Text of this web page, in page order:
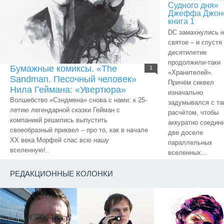
1
Бумажные комиксы. «The
Sandman. Песочный человек»
Нила Геймана: «Увертюра»
Волшебство «Сэндмена» снова с нами: к 25-
летию легендарной сказки Гейман с
компанией решились выпустить
своеобразный приквел – про то, как в начале
ХХ века Морфей спас всю нашу
вселенную!..
Судного дня»
Джеффа
книга 1
DC замахнулись
святое – и спустя
десятилетие
продолжили-таки
«Хранителей».
Причём сиквел
изначально
задумывался с
расчётом, чтобы
аккуратно
две доселе
параллельных
вселенных…
РЕДАКЦИОННЫЕ КОЛОНКИ